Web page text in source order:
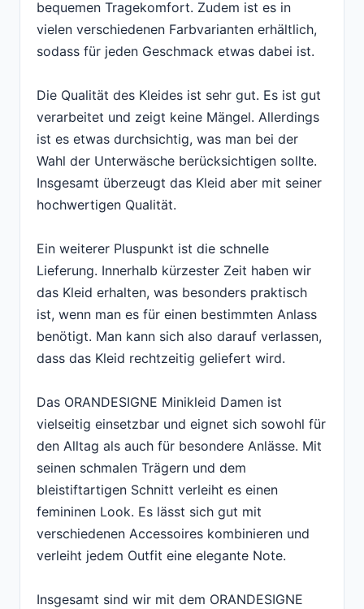
bequemen Tragekomfort. Zudem ist es in
vielen verschiedenen Farbvarianten erhältlich,
sodass für jeden Geschmack etwas dabei ist.
Die Qualität des Kleides ist sehr gut. Es ist gut
verarbeitet und zeigt keine Mängel. Allerdings
ist es etwas durchsichtig, was man bei der
Wahl der Unterwäsche berücksichtigen sollte.
Insgesamt überzeugt das Kleid aber mit seiner
hochwertigen Qualität.
Ein weiterer Pluspunkt ist die schnelle
Lieferung. Innerhalb kürzester Zeit haben wir
das Kleid erhalten, was besonders praktisch
ist, wenn man es für einen bestimmten Anlass
benötigt. Man kann sich also darauf verlassen,
dass das Kleid rechtzeitig geliefert wird.
Das ORANDESIGNE Minikleid Damen ist
vielseitig einsetzbar und eignet sich sowohl für
den Alltag als auch für besondere Anlässe. Mit
seinen schmalen Trägern und dem
bleistiftartigen Schnitt verleiht es einen
femininen Look. Es lässt sich gut mit
verschiedenen Accessoires kombinieren und
verleiht jedem Outfit eine elegante Note.
Insgesamt sind wir mit dem ORANDESIGNE